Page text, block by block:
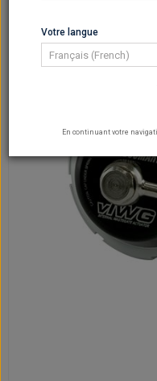
Votre langue
En continuant votre